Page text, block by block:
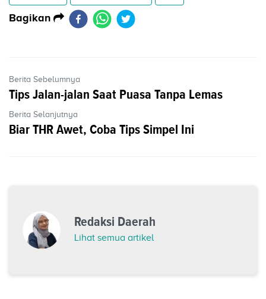
Bagikan
Berita Sebelumnya
Tips Jalan-jalan Saat Puasa Tanpa Lemas
Berita Selanjutnya
Biar THR Awet, Coba Tips Simpel Ini
Redaksi Daerah
Lihat semua artikel